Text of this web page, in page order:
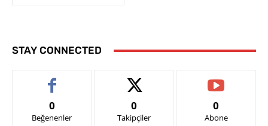
STAY CONNECTED
0
Beğenenler
0
Takipçiler
0
Abone